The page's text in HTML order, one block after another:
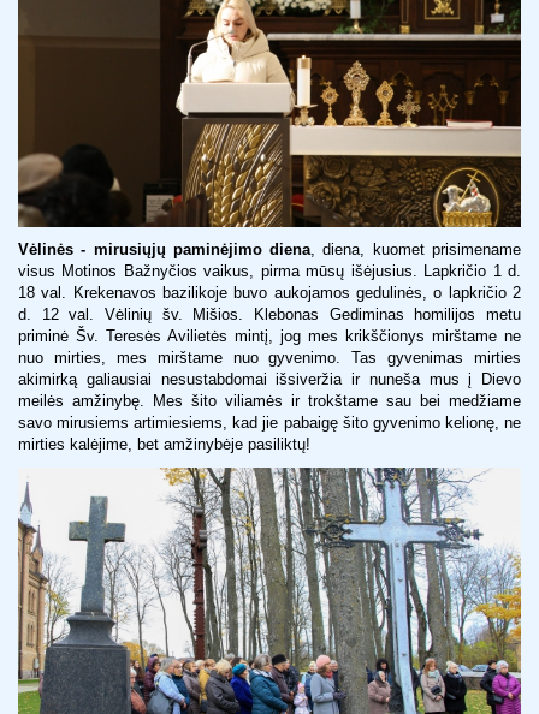
Vėlinės - mirusiųjų paminėjimo diena, diena, kuomet prisimename
visus Motinos Bažnyčios vaikus, pirma mūsų išėjusius. Lapkričio 1 d.
18 val. Krekenavos bazilikoje buvo aukojamos gedulinės, o lapkričio 2
d. 12 val. Vėlinių šv. Mišios. Klebonas Gediminas homilijos metu
priminė Šv. Teresės Avilietės mintį, jog mes krikščionys mirštame ne
nuo mirties, mes mirštame nuo gyvenimo. Tas gyvenimas mirties
akimirką galiausiai nesustabdomai išsiveržia ir nuneša mus į Dievo
meilės amžinybę. Mes šito viliamės ir trokštame sau bei medžiame
savo mirusiems artimiesiems, kad jie pabaigę šito gyvenimo kelionę, ne
mirties kalėjime, bet amžinybėje pasiliktų!